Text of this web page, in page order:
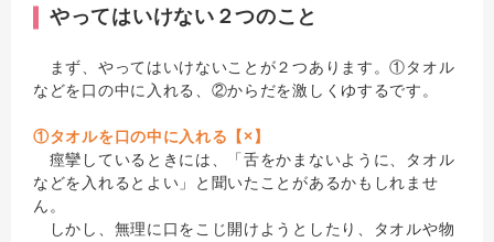
やってはいけない２つのこと
まず、やってはいけないことが２つあります。①タオル
などを口の中に入れる、②からだを激しくゆするです。
①タオルを口の中に入れる【×】
痙攣しているときには、「舌をかまないように、タオル
などを入れるとよい」と聞いたことがあるかもしれませ
ん。
しかし、無理に口をこじ開けようとしたり、タオルや物